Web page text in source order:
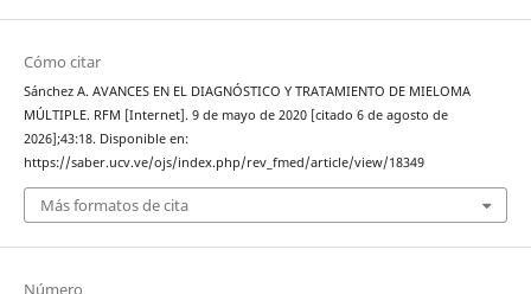
Cómo citar
Sánchez A. AVANCES EN EL DIAGNÓSTICO Y TRATAMIENTO DE MIELOMA
MÚLTIPLE. RFM [Internet]. 9 de mayo de 2020 [citado 6 de agosto de
2026];43:18. Disponible en:
https://saber.ucv.ve/ojs/index.php/rev_fmed/article/view/18349
Más formatos de cita
Número